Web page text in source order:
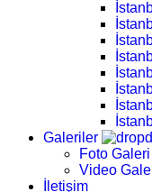
Galeriler
Foto Galeri
Video
İletişim